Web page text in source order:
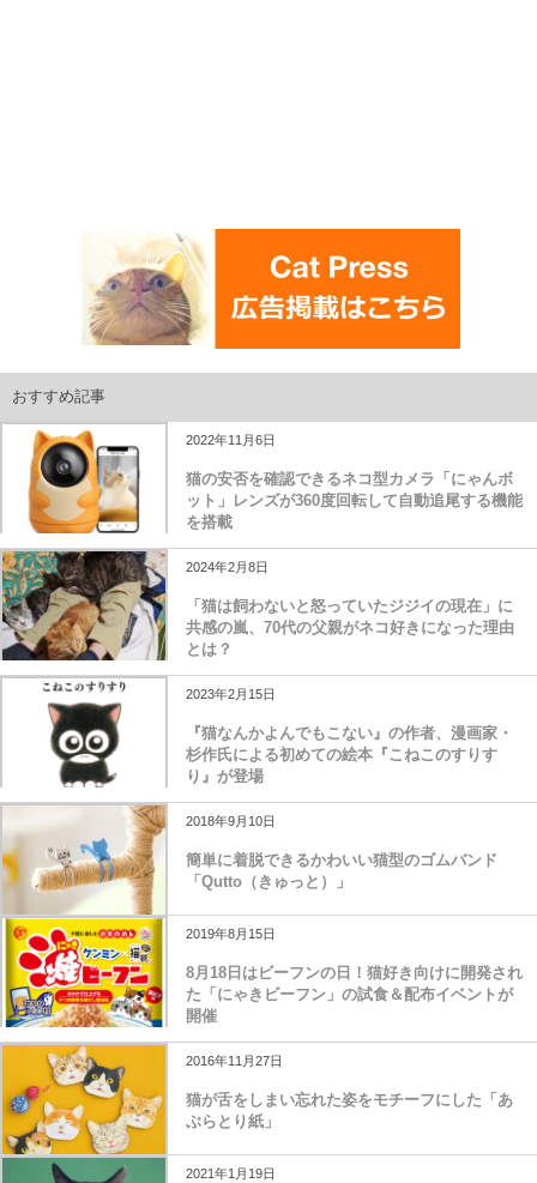
おすすめ記事
2022年11月6日
猫の安否を確認できるネコ型カメラ「にゃんボ
ット」レンズが360度回転して自動追尾する機能
を搭載
2024年2月8日
「猫は飼わないと怒っていたジジイの現在」に
共感の嵐、70代の父親がネコ好きになった理由
とは？
2023年2月15日
『猫なんかよんでもこない』の作者、漫画家・
杉作氏による初めての絵本『こねこのすりす
り』が登場
2018年9月10日
簡単に着脱できるかわいい猫型のゴムバンド
「Qutto（きゅっと）」
2019年8月15日
8月18日はビーフンの日！猫好き向けに開発され
た「にゃきビーフン」の試食＆配布イベントが
開催
2016年11月27日
猫が舌をしまい忘れた姿をモチーフにした「あ
ぶらとり紙」
2021年1月19日